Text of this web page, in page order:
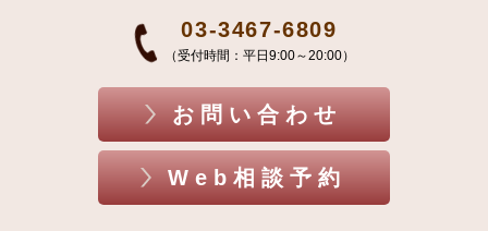
03-3467-6809
（受付時間：平日9:00～20:00）
お問い合わせ
Web相談予約